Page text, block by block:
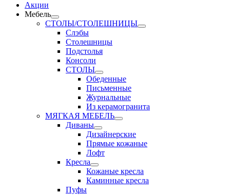
Акции
Мебель
СТОЛЫ/СТОЛЕШНИЦЫ
Слэбы
Столешницы
Подстолья
Консоли
СТОЛЫ
Обеденные
Письменные
Журнальные
Из керамогранита
МЯГКАЯ МЕБЕЛЬ
Диваны
Дизайнерские
Прямые кожаные
Лофт
Кресла
Кожаные кресла
Каминные кресла
Пуфы